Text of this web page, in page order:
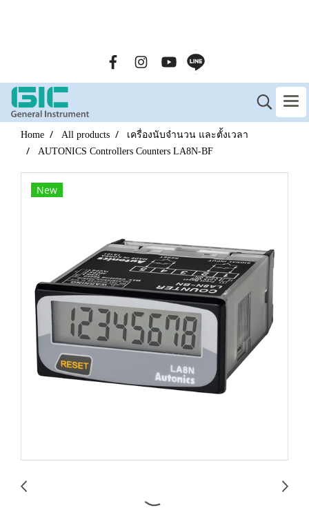
Home All products
เครื่องนับจำนวน และตั้งเวลา
AUTONICS Controllers Counters LA8N-BF
New